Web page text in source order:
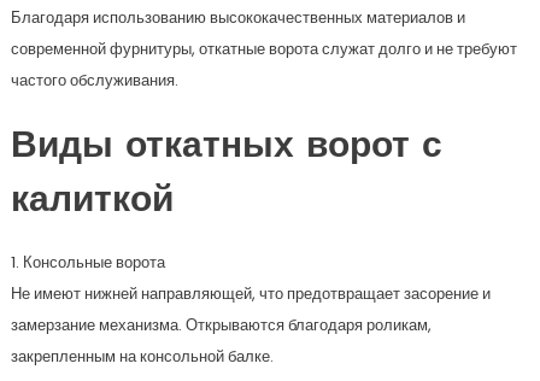
Благодаря использованию высококачественных материалов и
современной фурнитуры, откатные ворота служат долго и не требуют
частого обслуживания.
Виды откатных ворот с
калиткой
1. Консольные ворота
Не имеют нижней направляющей, что предотвращает засорение и
замерзание механизма. Открываются благодаря роликам,
закрепленным на консольной балке.